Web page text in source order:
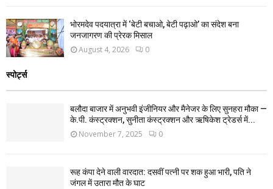
भोरमदेव पदयात्रा में ‘बेटी बचाओ, बेटी पढ़ाओ’ का संदेश बना
जनजागरण की प्रेरक मिसाल
August 4, 2026 0
स्पोर्ट्स
बलौदा बाजार में अनुभवी इंजीनियर और मैनेजर के लिए सुनहरा मौका —
के.पी. कंस्ट्रक्शन, सुनीता कंस्ट्रक्शन और ऋषिकेश ट्रेडर्स में...
November 7, 2025 0
रूह कंपा देने वाली वारदात: दसवीं पत्नी पर शक हुआ भारी, पति ने
जंगल में उतारा मौत के घाट